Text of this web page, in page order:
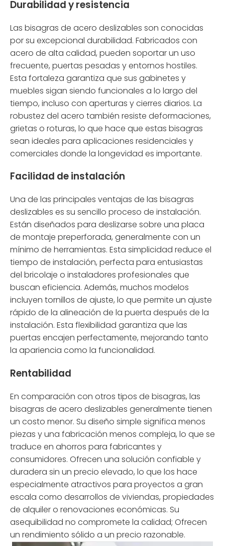
Durabilidad y resistencia
Las bisagras de acero deslizables son conocidas
por su excepcional durabilidad. Fabricados con
acero de alta calidad, pueden soportar un uso
frecuente, puertas pesadas y entornos hostiles.
Esta fortaleza garantiza que sus gabinetes y
muebles sigan siendo funcionales a lo largo del
tiempo, incluso con aperturas y cierres diarios. La
robustez del acero también resiste deformaciones,
grietas o roturas, lo que hace que estas bisagras
sean ideales para aplicaciones residenciales y
comerciales donde la longevidad es importante.
Facilidad de instalación
Una de las principales ventajas de las bisagras
deslizables es su sencillo proceso de instalación.
Están diseñados para deslizarse sobre una placa
de montaje preperforada, generalmente con un
mínimo de herramientas. Esta simplicidad reduce el
tiempo de instalación, perfecta para entusiastas
del bricolaje o instaladores profesionales que
buscan eficiencia. Además, muchos modelos
incluyen tornillos de ajuste, lo que permite un ajuste
rápido de la alineación de la puerta después de la
instalación. Esta flexibilidad garantiza que las
puertas encajen perfectamente, mejorando tanto
la apariencia como la funcionalidad.
Rentabilidad
En comparación con otros tipos de bisagras, las
bisagras de acero deslizables generalmente tienen
un costo menor. Su diseño simple significa menos
piezas y una fabricación menos compleja, lo que se
traduce en ahorros para fabricantes y
consumidores. Ofrecen una solución confiable y
duradera sin un precio elevado, lo que los hace
especialmente atractivos para proyectos a gran
escala como desarrollos de viviendas, propiedades
de alquiler o renovaciones económicas. Su
asequibilidad no compromete la calidad; Ofrecen
un rendimiento sólido a un precio razonable.